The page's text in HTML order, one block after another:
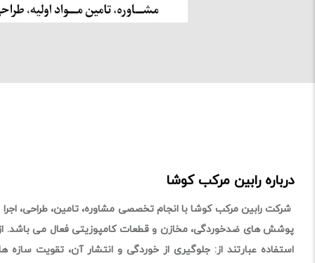
درباره رابین مرکب کوشا
شرکت رابین مرکب کوشا با انجام تخصصی مشاوره، تامین، طراحی،
پوشش های ضدخوردگی، مخازن و قطعات کامپوزیتی فعال می باشد.
استفاده عبارتند از: جلوگیری از خوردگی و انتشار آن، تقویت